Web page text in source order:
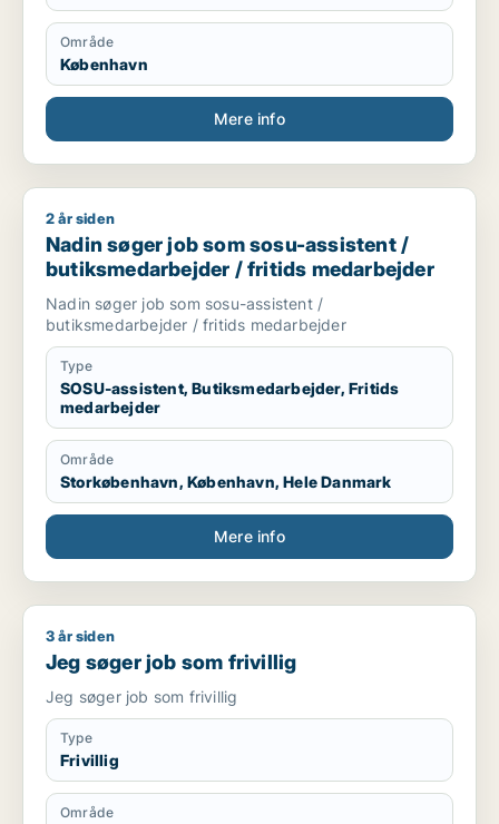
Område
København
Mere info
Nadin søger job som sosu-assistent / butiksmedarbejder /
2 år siden
Nadin søger job som sosu-assistent /
butiksmedarbejder / fritids medarbejder
Nadin søger job som sosu-assistent /
butiksmedarbejder / fritids medarbejder
Type
SOSU-assistent, Butiksmedarbejder, Fritids
medarbejder
Område
Storkøbenhavn, København, Hele Danmark
Mere info
Jeg søger job som frivillig
3 år siden
Jeg søger job som frivillig
Jeg søger job som frivillig
Type
Frivillig
Område